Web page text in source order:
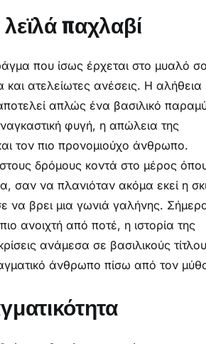
παχλαβί
που ίσως έρχεται στο μυαλό
ατελείωτες ανέσεις. Η αλήθεια
απλώς ένα βασιλικό
φυγή, η απώλεια της
τον πιο προνομιούχο άνθρωπο.
δρόμους κοντά στο μέρος
σαν να πλανιόταν ακόμα εκεί η
να βρει μια γωνιά γαλήνης.
ανοιχτή από ποτέ, η ιστορία της
ανάμεσα σε βασιλικούς
άνθρωπο πίσω από τον